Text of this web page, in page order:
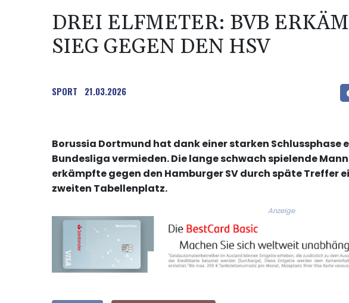
DREI ELFMETER: BVB
SIEG GEGEN DEN HSV
SPORT 21.03.2026
Borussia Dortmund hat dank einer starken Schlussphase
Bundesliga vermieden. Die lange schwach spielende
erkämpfte gegen den Hamburger SV durch späte Treffer
zweiten Tabellenplatz.
Anzeige